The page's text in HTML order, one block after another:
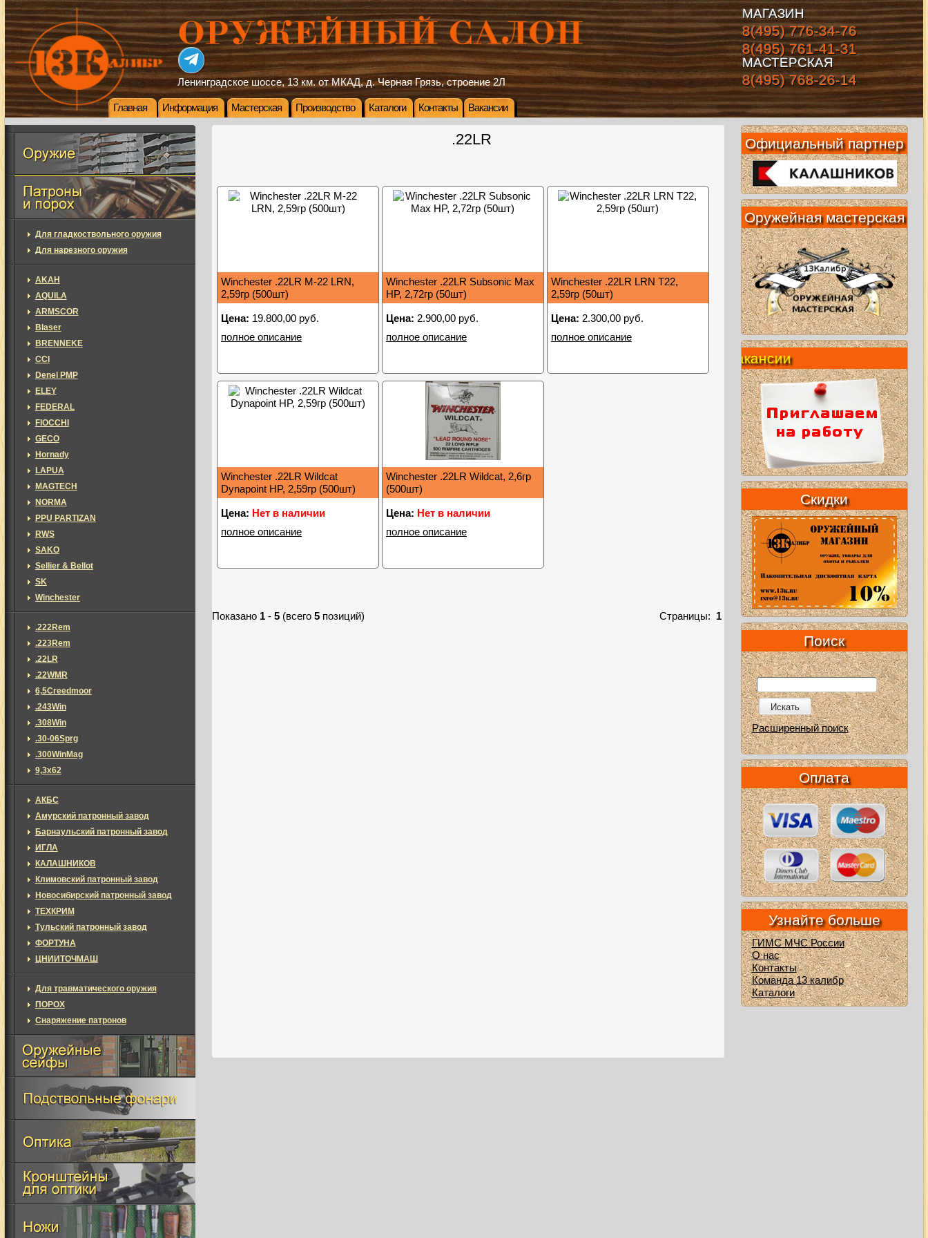
Ленинградское шоссе, 13 км. от МКАД, д. Черная Грязь, строение 2Л
МАГАЗИН
8(495) 776-34-76
8(495) 761-41-31
МАСТЕРСКАЯ
8(495) 768-26-14
Главная Информация Мастерская Производство Каталоги Контакты Вакансии
.22LR
Winchester .22LR M-22 LRN,
2,59гр (500шт)
Цена: 19.800,00 руб.
полное описание
Winchester .22LR Subsonic Max
HP, 2,72гр (50шт)
Цена: 2.900,00 руб.
полное описание
Winchester .22LR LRN T22,
2,59гр (50шт)
Цена: 2.300,00 руб.
полное описание
Winchester .22LR Wildcat
Dynapoint HP, 2,59гр (500шт)
Цена: Нет в наличии
полное описание
Winchester .22LR Wildcat, 2,6гр
(500шт)
Цена: Нет в наличии
полное описание
Страницы: 1
Показано 1- 5(всего 5позиций)
Для гладкоствольного оружия
Для нарезного оружия
AKAH
AQUILA
ARMSCOR
Blaser
BRENNEKE
CCI
Denel PMP
ELEY
FEDERAL
FIOCCHI
GECO
Hornady
LAPUA
MAGTECH
NORMA
PPU PARTIZAN
RWS
SAKO
Sellier & Bellot
SK
Winchester
.222Rem
.223Rem
.22LR
.22WMR
6,5Creedmoor
.243Win
.308Win
.30-06Sprg
.300WinMag
9,3x62
АКБС
Амурский патронный завод
Барнаульский патронный завод
ИГЛА
КАЛАШНИКОВ
Климовский патронный завод
Новосибирский патронный завод
ТЕХКРИМ
Тульский патронный завод
ФОРТУНА
ЦНИИТОЧМАШ
Для травматического оружия
ПОРОХ
Снаряжение патронов
Официальный партнер
Оружейная мастерская
Вакансии
Скидки
Поиск
Искать
Расширенный поиск
Оплата
Узнайте больше
ГИМС МЧС России
О нас
Контакты
Команда 13 калибр
Каталоги